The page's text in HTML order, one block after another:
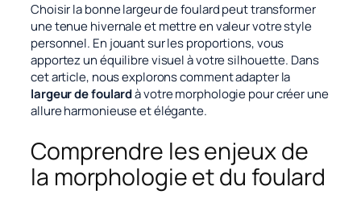
Choisir la bonne largeur de foulard peut transformer
une tenue hivernale et mettre en valeur votre style
personnel. En jouant sur les proportions, vous
apportez un équilibre visuel à votre silhouette. Dans
cet article, nous explorons comment adapter la
largeur de foulardà votre morphologie pour créer une
allure harmonieuse et élégante.
Comprendre les enjeux de
la morphologie et du foulard